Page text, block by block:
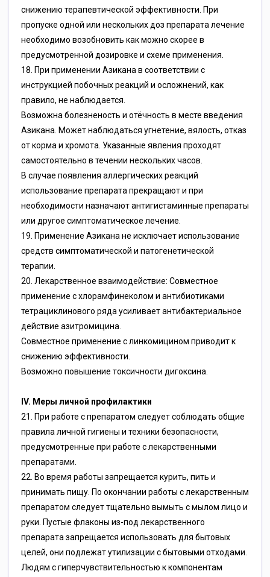
снижению терапевтической эффективности. При
пропуске одной или нескольких доз препарата лечение
необходимо возобновить как можно скорее в
предусмотренной дозировке и схеме применения.
18. При применении Азикана в соответствии с
инструкцией побочных реакций и осложнений, как
правило, не наблюдается.
Возможна болезненость и отёчность в месте введения
Азикана. Может наблюдаться угнетение, вялость, отказ
от корма и хромота. Указанные явления проходят
самостоятельно в течении нескольких часов.
В случае появления аллергических реакций
использование препарата прекращают и при
необходимости назначают антигистаминные препараты
или другое симптоматическое лечение.
19. Применение Азикана не исключает использование
средств симптоматической и патогенетической
терапии.
20. Лекарственное взаимодействие: Совместное
применение с хлорамфинеколом и антибиотиками
тетрациклинового ряда усиливает антибактериальное
действие азитромицина.
Совместное применение с линкомицином приводит к
снижению эффективности.
Возможно повышение токсичности дигоксина.
IV. Меры личной профилактики
21. При работе с препаратом следует соблюдать общие
правила личной гигиены и техники безопасности,
предусмотренные при работе с лекарственными
препаратами.
22. Во время работы запрещается курить, пить и
принимать пищу. По окончании работы с лекарственным
препаратом следует тщательно вымыть с мылом лицо и
руки. Пустые флаконы из-под лекарственного
препарата запрещается использовать для бытовых
целей, они подлежат утилизации с бытовыми отходами.
Людям с гиперчувствительностью к компонентам